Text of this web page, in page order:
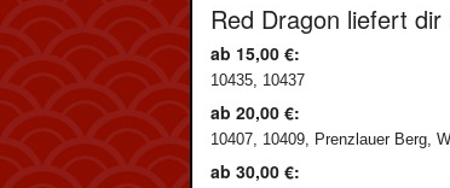
Red Dragon liefert
ab 15,00 €:
10435, 10437
ab 20,00 €:
10407, 10409, Prenzlauer Berg,
ab 30,00 €: